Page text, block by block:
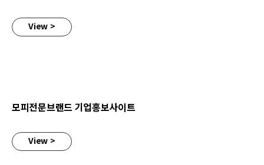
View >
모피전문브랜드 기업홍보사이트
View >